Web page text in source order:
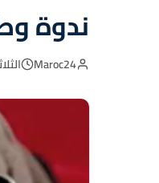
ندوة
Maroc24 الثلاثاء، 8